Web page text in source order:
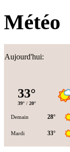
Météo
Aujourd'hui: